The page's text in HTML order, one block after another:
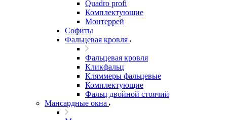
Quadro profi
Комплектующие
Монтеррей
Софиты
Фальцевая кровля
Фальцевая кровля
Кликфальц
Кляммеры фальцевые
Комплектующие
Фальц двойной стоячий
Мансардные окна